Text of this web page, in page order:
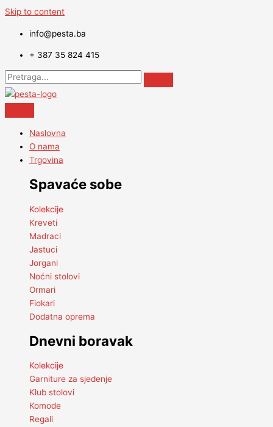
Skip to content
info@pesta.ba
+ 387 35 824 415
Naslovna
O nama
Trgovina
Spavaće sobe
Kolekcije
Kreveti
Madraci
Jastuci
Jorgani
Noćni stolovi
Ormari
Fiokari
Dodatna oprema
Dnevni boravak
Kolekcije
Garniture za sjedenje
Klub stolovi
Komode
Regali